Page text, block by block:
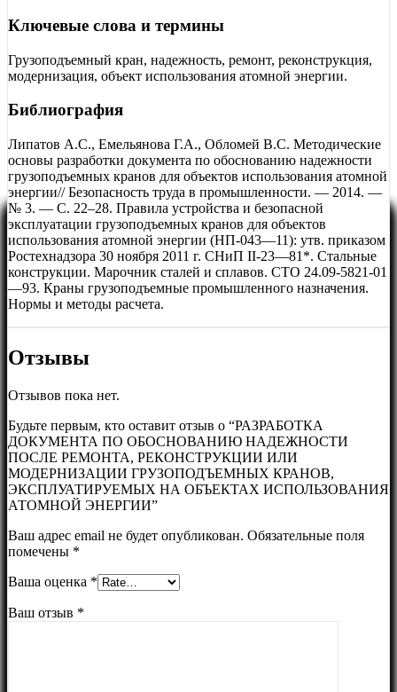
Ключевые слова и термины
Грузоподъемный кран, надежность, ремонт, реконструкция,
модернизация, объект использования атомной энергии.
Библиография
Липатов А.С., Емельянова Г.А., Обломей В.С. Методические
основы разработки документа по обоснованию надежности
грузоподъемных кранов для объектов использования атомной
энергии// Безопасность труда в промышленности. — 2014. —
№ 3. — С. 22–28. Правила устройства и безопасной
эксплуатации грузоподъемных кранов для объектов
использования атомной энергии (НП-043—11): утв. приказом
Ростехнадзора 30 ноября 2011 г. СНиП II-23—81*. Стальные
конструкции. Марочник сталей и сплавов. СТО 24.09-5821-01
—93. Краны грузоподъемные промышленного назначения.
Нормы и методы расчета.
Отзывы
Отзывов пока нет.
Будьте первым, кто оставит отзыв о “РАЗРАБОТКА
ДОКУМЕНТА ПО ОБОСНОВАНИЮ НАДЕЖНОСТИ
ПОСЛЕ РЕМОНТА, РЕКОНСТРУКЦИИ ИЛИ
МОДЕРНИЗАЦИИ ГРУЗОПОДЪЕМНЫХ КРАНОВ,
ЭКСПЛУАТИРУЕМЫХ НА ОБЪЕКТАХ ИСПОЛЬЗОВАНИЯ
АТОМНОЙ ЭНЕРГИИ”
Ваш адрес email не будет опубликован. Обязательные поля
помечены *
Ваша оценка *
Ваш отзыв *